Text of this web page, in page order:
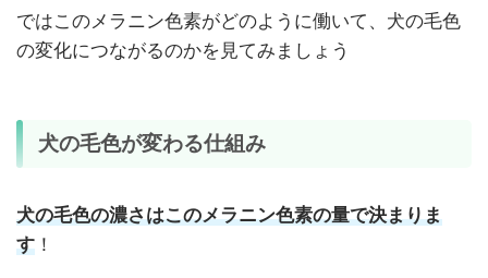
ではこのメラニン色素がどのように働いて、犬の毛色
の変化につながるのかを見てみましょう
犬の毛色が変わる仕組み
犬の毛色の濃さはこのメラニン色素の量で決まりま
す ！